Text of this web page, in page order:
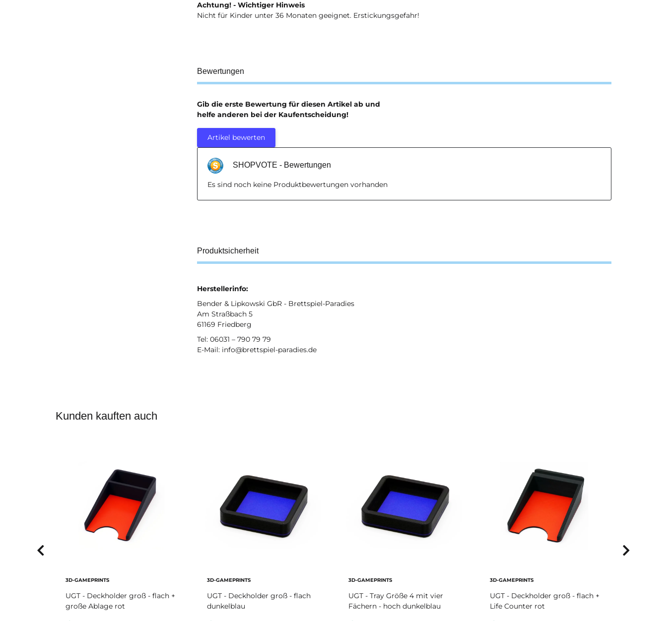
Achtung! - Wichtiger Hinweis
Nicht für Kinder unter 36 Monaten geeignet. Erstickungsgefahr!
Bewertungen
Gib die erste Bewertung für diesen Artikel ab und
helfe anderen bei der Kaufentscheidung!
Artikel bewerten
SHOPVOTE - Bewertungen
Es sind noch keine Produktbewertungen vorhanden
Produktsicherheit
Herstellerinfo:
Bender & Lipkowski GbR - Brettspiel-Paradies
Am Straßbach 5
61169 Friedberg
Tel: 06031 – 790 79 79
E-Mail: info@brettspiel-paradies.de
Kunden kauften auch
3D-GAMEPRINTS
UGT - Deckholder groß - flach +
große Ablage rot
3D-GAMEPRINTS
UGT - Deckholder groß - flach
dunkelblau
3D-GAMEPRINTS
UGT - Tray Größe 4 mit vier
Fächern - hoch dunkelblau
3D-GAMEPRINTS
UGT - Deckholder groß - flach +
Life Counter rot